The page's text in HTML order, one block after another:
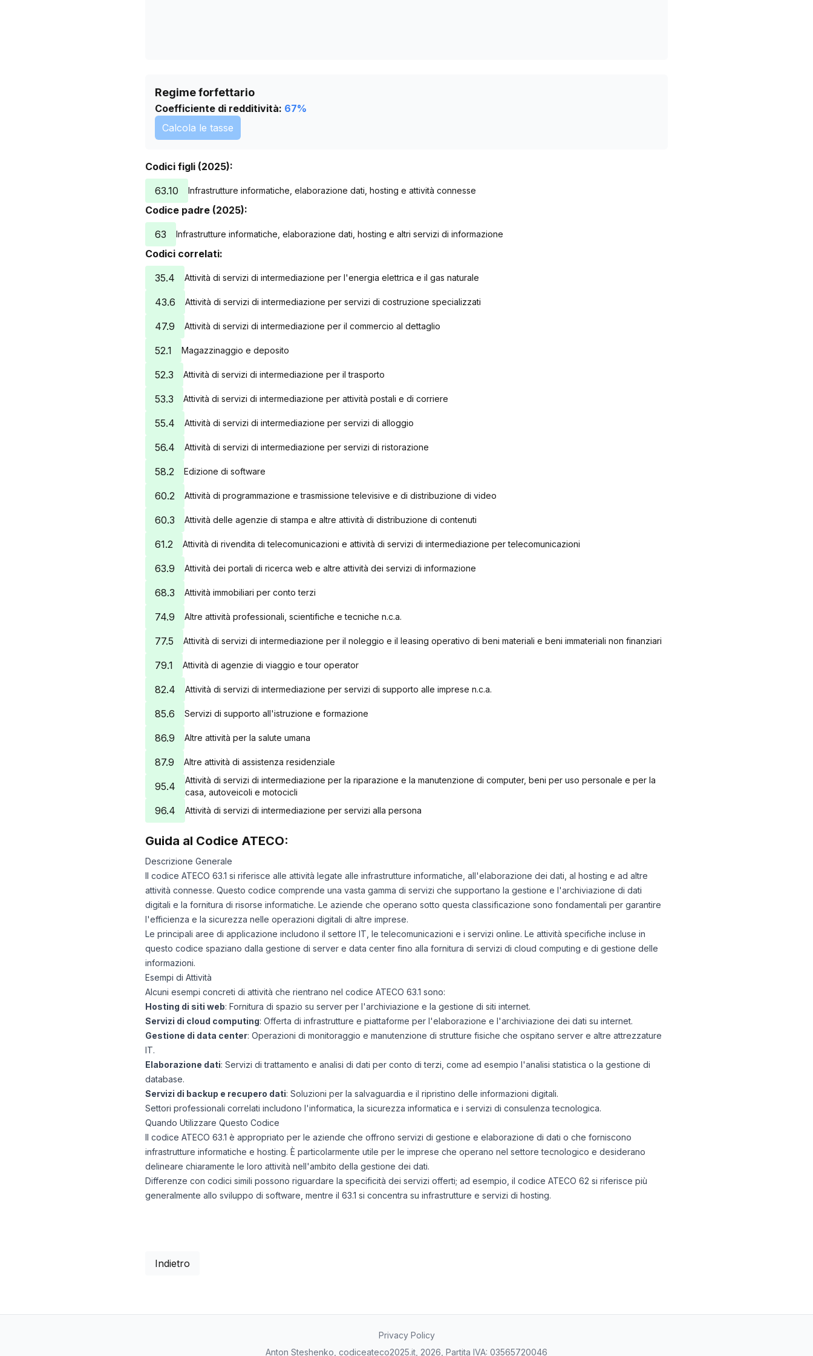
Regime forfettario
Coefficiente di redditività: 67%
Calcola le tasse
Codici figli (2025):
63.10
Infrastrutture informatiche, elaborazione dati, hosting e attività connesse
Codice padre (2025):
63
Infrastrutture informatiche, elaborazione dati, hosting e altri servizi di informazione
Codici correlati:
35.4
Attività di servizi di intermediazione per l'energia elettrica e il gas naturale
43.6 Attività di servizi di intermediazione per servizi di costruzione specializzati
47.9 Attività di servizi di intermediazione per il commercio al dettaglio
52.1 Magazzinaggio e deposito
52.3 Attività di servizi di intermediazione per il trasporto
53.3 Attività di servizi di intermediazione per attività postali e di corriere
55.4 Attività di servizi di intermediazione per servizi di alloggio
56.4 Attività di servizi di intermediazione per servizi di ristorazione
58.2 Edizione di software
60.2 Attività di programmazione e trasmissione televisive e di distribuzione di video
60.3 Attività delle agenzie di stampa e altre attività di distribuzione di contenuti
61.2 Attività di rivendita di telecomunicazioni e attività di servizi di intermediazione per telecomunicazioni
63.9 Attività dei portali di ricerca web e altre attività dei servizi di informazione
68.3 Attività immobiliari per conto terzi
74.9 Altre attività professionali, scientifiche e tecniche n.c.a.
77.5 Attività di servizi di intermediazione per il noleggio e il leasing operativo di beni materiali e beni immateriali non finanziari
79.1 Attività di agenzie di viaggio e tour operator
82.4 Attività di servizi di intermediazione per servizi di supporto alle imprese n.c.a.
85.6 Servizi di supporto all'istruzione e formazione
86.9 Altre attività per la salute umana
87.9 Altre attività di assistenza residenziale
95.4
Attività di servizi di intermediazione per la riparazione e la manutenzione di computer, beni per uso personale e per la
casa, autoveicoli e motocicli
96.4 Attività di servizi di intermediazione per servizi alla persona
Guida al Codice ATECO:
Descrizione Generale
Il codice ATECO 63.1 si riferisce alle attività legate alle infrastrutture informatiche, all'elaborazione dei dati, al hosting e ad altre
attività connesse. Questo codice comprende una vasta gamma di servizi che supportano la gestione e l'archiviazione di dati
digitali e la fornitura di risorse informatiche. Le aziende che operano sotto questa classificazione sono fondamentali per garantire
l'efficienza e la sicurezza nelle operazioni digitali di altre imprese.
Le principali aree di applicazione includono il settore IT, le telecomunicazioni e i servizi online. Le attività specifiche incluse in
questo codice spaziano dalla gestione di server e data center fino alla fornitura di servizi di cloud computing e di gestione delle
informazioni.
Esempi di Attività
Alcuni esempi concreti di attività che rientrano nel codice ATECO 63.1 sono:
Hosting di siti web: Fornitura di spazio su server per l'archiviazione e la gestione di siti internet.
Servizi di cloud computing: Offerta di infrastrutture e piattaforme per l'elaborazione e l'archiviazione dei dati su internet.
Gestione di data center: Operazioni di monitoraggio e manutenzione di strutture fisiche che ospitano server e altre attrezzature
IT.
Elaborazione dati: Servizi di trattamento e analisi di dati per conto di terzi, come ad esempio l'analisi statistica o la gestione di
database.
Servizi di backup e recupero dati: Soluzioni per la salvaguardia e il ripristino delle informazioni digitali.
Settori professionali correlati includono l'informatica, la sicurezza informatica e i servizi di consulenza tecnologica.
Quando Utilizzare Questo Codice
Il codice ATECO 63.1 è appropriato per le aziende che offrono servizi di gestione e elaborazione di dati o che forniscono
infrastrutture informatiche e hosting. È particolarmente utile per le imprese che operano nel settore tecnologico e desiderano
delineare chiaramente le loro attività nell'ambito della gestione dei dati.
Differenze con codici simili possono riguardare la specificità dei servizi offerti; ad esempio, il codice ATECO 62 si riferisce più
generalmente allo sviluppo di software, mentre il 63.1 si concentra su infrastrutture e servizi di hosting.
Indietro
Privacy Policy
Anton Steshenko, codiceateco2025.it, 2026, Partita IVA: 03565720046